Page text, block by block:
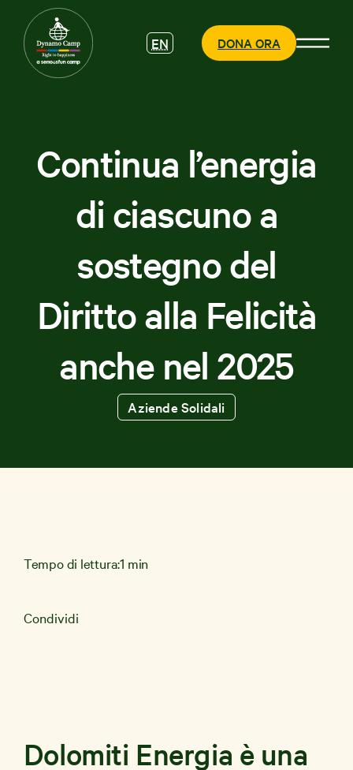
CHI SIAMO
COSA
FACCIAMO
PARTECIPA
SOSTIENICI
Aziende
EN DONA ORA
Continua l’energia
di ciascuno a
sostegno del
Diritto alla Felicità
anche nel 2025
Aziende Solidali
Tempo di lettura:1 min
Condividi
Dolomiti Energia è una